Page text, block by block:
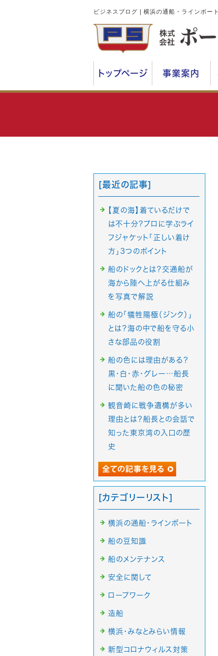
ビジネスブログ | 横浜の通船・ラインボー
トップページ 事業案内
[最近の記事]
【夏の海】着ているだけで
は不十分?プロに学ぶライ
フジャケット「正しい着け
方」3つのポイント
船のドックとは？交通船が
海から陸へ上がる仕組み
を写真で解説
船の「犠牲陽極（ジンク）」
とは？海の中で船を守る小
さな部品の役割
船の色には理由がある？
黒・白・赤・グレー…船長
に聞いた船の色の秘密
観音崎に戦争遺構が多い
理由とは？船長との会話で
知った東京湾の入口の歴
史
[カテゴリーリスト]
横浜の通船・ラインボート
船の豆知識
船のメンテナンス
安全に関して
ロープワーク
造船
横浜・みなとみらい情報
新型コロナウィルス対策